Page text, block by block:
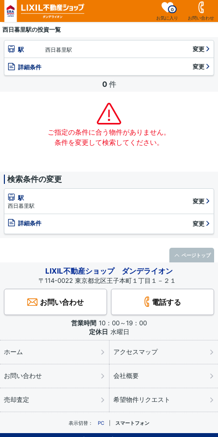
お気に入り
0
お問い合わせ
西日暮里駅の投資一覧
駅 西日暮里駅 変更
詳細条件 変更
0 件
ご指定の条件に合う物件がありません。
条件を変更して検索してください。
検索条件の変更
駅
西日暮里駅
変更
詳細条件 変更
LIXIL不動産ショップ ダンデライオン
〒114-0022 東京都北区王子本町１丁目１－２１
お問い合わせ 電話する
営業時間 10：00～19：00
定休日 水曜日
ホーム アクセスマップ
お問い合わせ 会社概要
売却査定 希望物件リクエスト
表示切替： PC スマートフォン
ページトップ